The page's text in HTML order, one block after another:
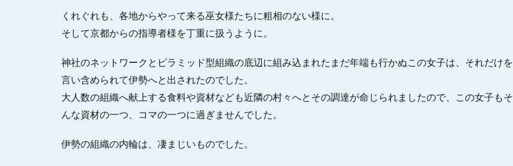
くれぐれも、各地からやって来る巫女様たちに粗相のない様に。
そして京都からの指導者様を丁重に扱うように。
神社のネットワークとピラミッド型組織の底辺に組み込まれたまだ年端も行かぬこの女子は、それだけを
言い含められて伊勢へと出されたのでした。
大人数の組織へ献上する食料や資材なども近隣の村々へとその調達が命じられましたので、この女子もそ
んな資材の一つ、コマの一つに過ぎませんでした。
伊勢の組織の内輪は、凄まじいものでした。